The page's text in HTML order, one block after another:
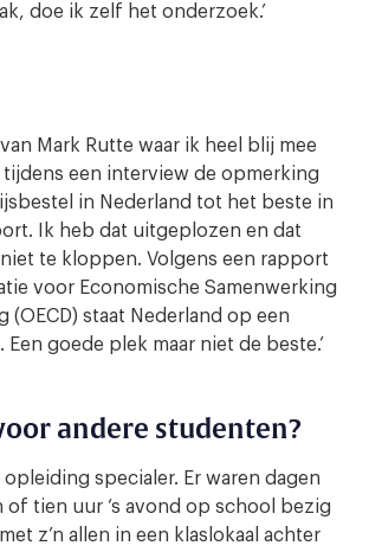
doe ik zelf het onderzoek.’
Mark Rutte waar ik heel blij mee
tijdens een interview de opmerking
in Nederland tot het beste in
Ik heb dat uitgeplozen en dat
niet te kloppen. Volgens een rapport
voor Economische Samenwerking
(OECD) staat Nederland op een
Een goede plek maar niet de beste.’
andere studenten?
opleiding specialer. Er waren dagen
of tien uur ‘s avond op school bezig
z’n allen in een klaslokaal achter